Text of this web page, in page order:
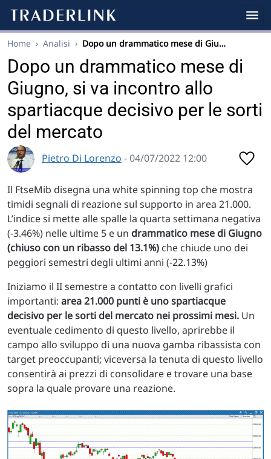
Home › Analisi › Dopo un drammatico mese di Giu…
Dopo un drammatico mese di
Giugno, si va incontro allo
spartiacque decisivo per le sorti
del mercato
Pietro Di Lorenzo - 04/07/2022 12:00
Il FtseMib disegna una white spinning top che mostra
timidi segnali di reazione sul supporto in area 21.000.
L’indice si mette alle spalle la quarta settimana negativa
(-3.46%) nelle ultime 5 e un drammatico mese di Giugno
(chiuso con un ribasso del 13.1%) che chiude uno dei
peggiori semestri degli ultimi anni (-22.13%)
Iniziamo il II semestre a contatto con livelli grafici
importanti: area 21.000 punti è uno spartiacque
decisivo per le sorti del mercato nei prossimi mesi. Un
eventuale cedimento di questo livello, aprirebbe il
campo allo sviluppo di una nuova gamba ribassista con
target preoccupanti; viceversa la tenuta di questo livello
consentirà ai prezzi di consolidare e trovare una base
sopra la quale provare una reazione.